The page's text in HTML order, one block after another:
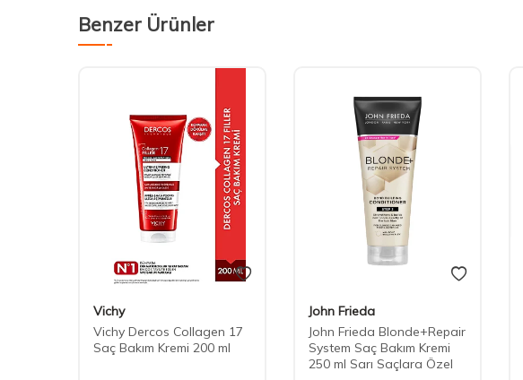
Benzer Ürünler
Vichy
Vichy Dercos Collagen 17
Saç Bakım Kremi 200 ml
John Frieda
John Frieda Blonde+Repair
System Saç Bakım Kremi
250 ml Sarı Saçlara Özel